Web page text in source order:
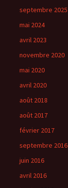
septembre 2025
mai 2024
avril 2023
novembre 2020
mai 2020
avril 2020
août 2018
août 2017
février 2017
septembre 2016
juin 2016
avril 2016